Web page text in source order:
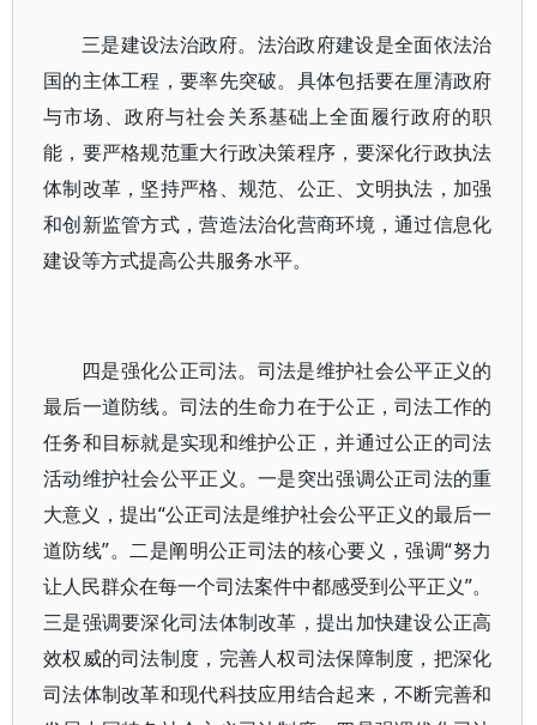
三是建设法治政府。法治政府建设是全面依法治
国的主体工程，要率先突破。具体包括要在厘清政府
与市场、政府与社会关系基础上全面履行政府的职
能，要严格规范重大行政决策程序，要深化行政执法
体制改革，坚持严格、规范、公正、文明执法，加强
和创新监管方式，营造法治化营商环境，通过信息化
建设等方式提高公共服务水平。
四是强化公正司法。司法是维护社会公平正义的
最后一道防线。司法的生命力在于公正，司法工作的
任务和目标就是实现和维护公正，并通过公正的司法
活动维护社会公平正义。一是突出强调公正司法的重
大意义，提出“公正司法是维护社会公平正义的最后一
道防线”。二是阐明公正司法的核心要义，强调“努力
让人民群众在每一个司法案件中都感受到公平正义”。
三是强调要深化司法体制改革，提出加快建设公正高
效权威的司法制度，完善人权司法保障制度，把深化
司法体制改革和现代科技应用结合起来，不断完善和